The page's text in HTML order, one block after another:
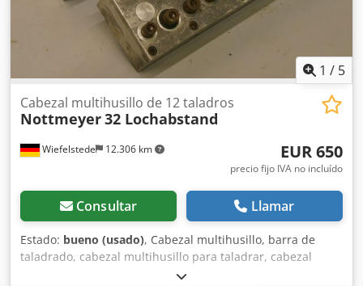
1 / 5
Wiefelstede 12.306 km
Cabezal multihusillo de 12 taladros
Nottmeyer32 Lochabstand
EUR 650
precio fijo IVA no incluído
Consultar Llamar
Estado: bueno (usado), Cabezal multihusillo, barra de
taladrado, cabezal multihusillo para taladrar, cabezal
multihusillo articulado, taladradora de múltiples husillos